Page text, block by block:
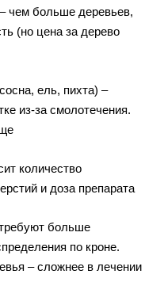
чем больше деревьев,
(но цена за дерево
ель, пихта) –
из-за смолотечения.
количество
и доза препарата
больше
по кроне.
– сложнее в лечении